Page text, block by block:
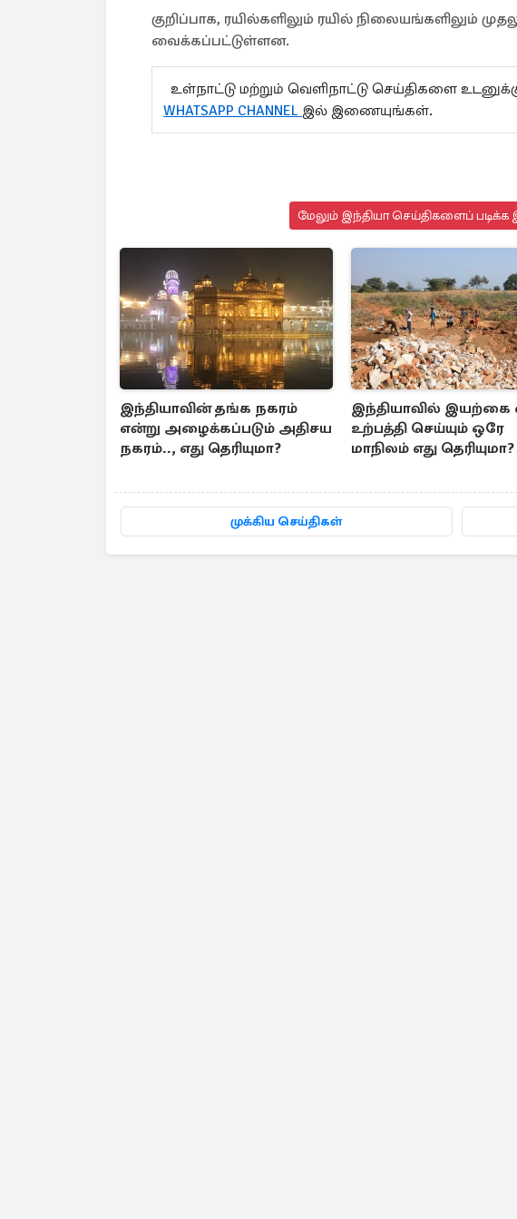
குறிப்பாக, ரயில்களிலும் ரயில் நிலையங்களிலும்
வைக்கப்பட்டுள்ளன.
உள்நாட்டு மற்றும் வெளிநாட்டு செய்திகளை
WHATSAPP CHANNEL இல் இணையுங்கள்.
மேலும் இந்தியா செய்திகளைப்
இந்தியாவின் தங்க நகரம்
என்று அழைக்கப்படும் அதிசய
நகரம்.., எது தெரியுமா?
இந்தியாவில் இயற்கை
உற்பத்தி செய்யும் ஒரே
மாநிலம் எது தெரியுமா?
முக்கிய செய்திகள்